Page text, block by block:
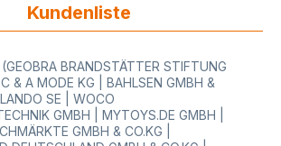
Kundenliste
BRANDSTÄTTER STIFTUNG
& A MODE KG | BAHLSEN GMBH &
SE | WOCO
GMBH | MYTOYS.DE GMBH |
GMBH & CO.KG |